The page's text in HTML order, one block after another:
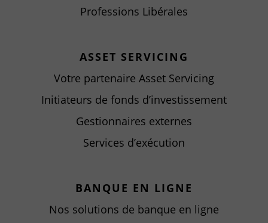
Professions Libérales
ASSET SERVICING
Votre partenaire Asset Servicing
Initiateurs de fonds d’investissement
Gestionnaires externes
Services d’exécution
BANQUE EN LIGNE
Nos solutions de banque en ligne